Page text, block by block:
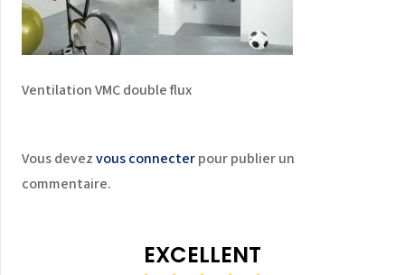
Ventilation VMC double flux
Vous devezvous connecterpour publier un
commentaire.
EXCELLENT